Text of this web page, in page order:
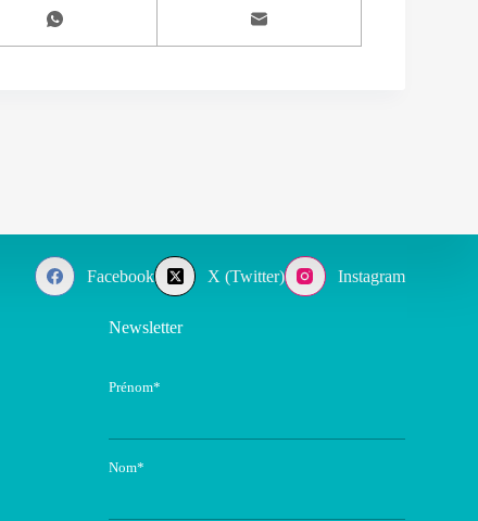
Facebook X (Twitter) Instagram
Newsletter
Prénom*
Nom*